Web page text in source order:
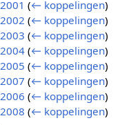
(← koppelingen)
(← koppelingen)
(← koppelingen)
(← koppelingen)
(← koppelingen)
(← koppelingen)
(← koppelingen)
(← koppelingen)